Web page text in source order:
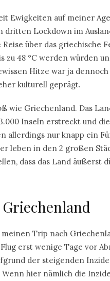
Ewigkeiten auf meiner
dritten Lockdown im
über das griechische
zu 48 °C werden würden
Hitze war ja
kulturell geprägt.
wie Griechenland. Das
Inseln erstreckt und
allerdings nur knapp ein
leben in den 2 großen
dass das Land äußerst
Trip nach
erst wenige Tage vor
der steigenden
hier nämlich die